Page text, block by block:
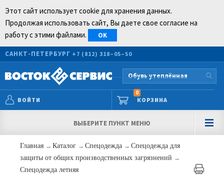
Этот сайт использует cookie для хранения данных.
Продолжая использовать сайт, Вы даете свое согласие на
работу с этими файлами.
OK
САНКТ-ПЕТЕРБУРГ +7 (812) 318–05–50
ВОЙТИ КОРЗИНА
0
ВЫБЕРИТЕ ПУНКТ МЕНЮ
Главная → Каталог → Спецодежда → Спецодежда для
защиты от общих производственных загрязнений →
Спецодежда летняя